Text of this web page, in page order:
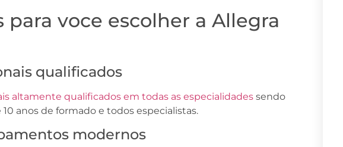
voce escolher a Allegra
qualificados
altamente qualificados em todas as especialidades sendo
anos de formado e todos especialistas.
modernos